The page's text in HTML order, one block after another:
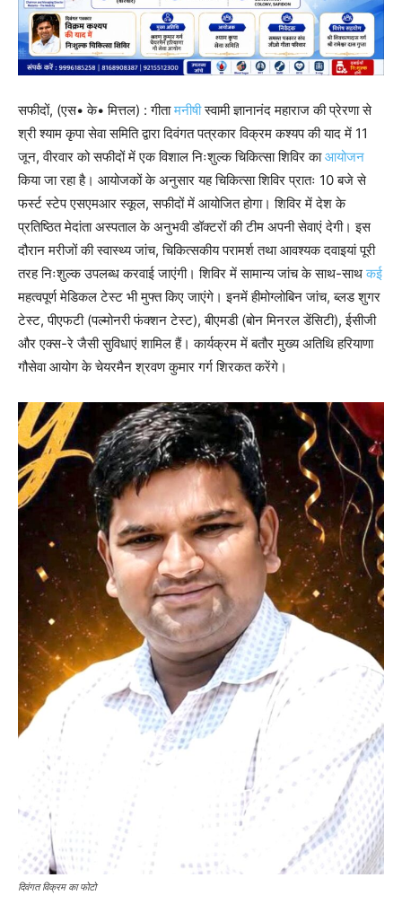
सफीदों, (एस• के• मित्तल) : गीतामनीषीस्वामी ज्ञानानंद महाराज की प्रेरणा से
श्री श्याम कृपा सेवा समिति द्वारा दिवंगत पत्रकार विक्रम कश्यप की याद में 11
जून, वीरवार को सफीदों में एक विशाल निःशुल्क चिकित्सा शिविर काआयोजन
किया जा रहा है। आयोजकों के अनुसार यह चिकित्सा शिविर प्रातः 10 बजे से
फर्स्ट स्टेप एसएमआर स्कूल, सफीदों में आयोजित होगा। शिविर में देश के
प्रतिष्ठित मेदांता अस्पताल के अनुभवी डॉक्टरों की टीम अपनी सेवाएं देगी। इस
दौरान मरीजों की स्वास्थ्य जांच, चिकित्सकीय परामर्श तथा आवश्यक दवाइयां पूरी
तरह निःशुल्क उपलब्ध करवाई जाएंगी। शिविर में सामान्य जांच के साथ-साथकई
महत्वपूर्ण मेडिकल टेस्ट भी मुफ्त किए जाएंगे। इनमें हीमोग्लोबिन जांच, ब्लड शुगर
टेस्ट, पीएफटी (पल्मोनरी फंक्शन टेस्ट), बीएमडी (बोन मिनरल डेंसिटी), ईसीजी
और एक्स-रे जैसी सुविधाएं शामिल हैं। कार्यक्रम में बतौर मुख्य अतिथि हरियाणा
गौसेवा आयोग के चेयरमैन श्रवण कुमार गर्ग शिरकत करेंगे।
दिवंगत विक्रम का फोटो